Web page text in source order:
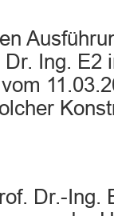
Ing. E2
Dr.-Ing.